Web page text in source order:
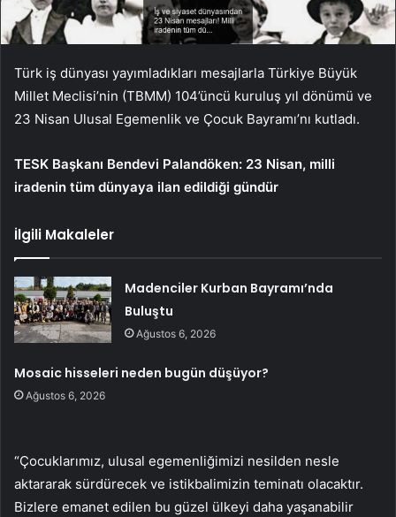
Türk iş dünyası yayımladıkları mesajlarla Türkiye Büyük
Millet Meclisi’nin (TBMM) 104’üncü kuruluş yıl dönümü ve
23 Nisan Ulusal Egemenlik ve Çocuk Bayramı’nı kutladı.
TESK Başkanı Bendevi Palandöken: 23 Nisan, milli
iradenin tüm dünyaya ilan edildiği gündür
İlgili Makaleler
Madenciler Kurban Bayramı’nda
Buluştu
Ağustos 6, 2026
Mosaic hisseleri neden bugün düşüyor?
Ağustos 6, 2026
“Çocuklarımız, ulusal egemenliğimizi nesilden nesle
aktararak sürdürecek ve istikbalimizin teminatı olacaktır.
Bizlere emanet edilen bu güzel ülkeyi daha yaşanabilir